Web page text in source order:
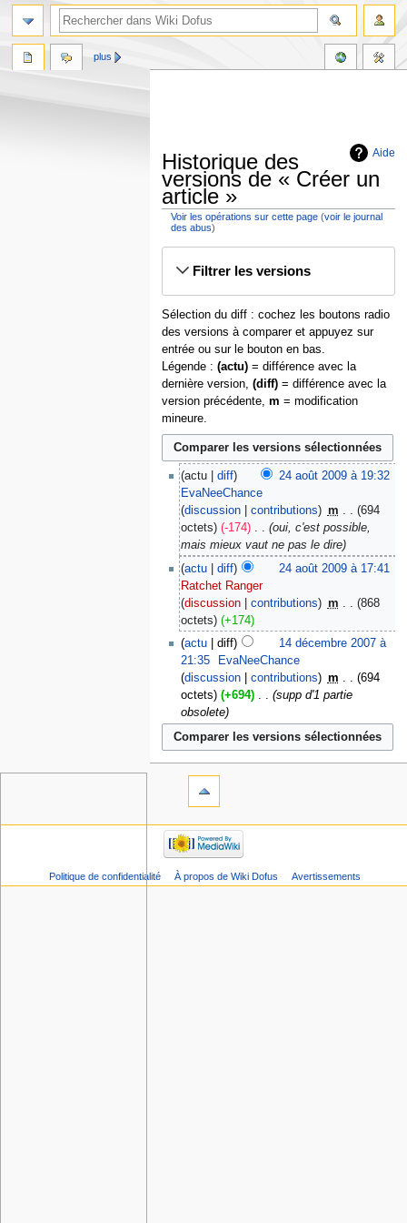
Aide
Historique des
versions de « Créer un
article »
Voir les opérations sur cette page (voir le journal
des abus)
Filtrer les versions
Sélection du diff : cochez les boutons radio
des versions à comparer et appuyez sur
entrée ou sur le bouton en bas.
Légende : (actu)= différence avec la
dernière version, (diff)= différence avec la
version précédente, m = modification
mineure.
actu diff
24 août 2009 à 19:32
EvaNeeChance
discussion
contributions m
694
octets
-174
oui, c'est possible,
mais mieux vaut ne pas le dire
actu
diff
24 août 2009 à 17:41
Ratchet Ranger
discussion
contributions m
868
octets
+174
actu
diff
14 décembre 2007 à
21:35
EvaNeeChance
discussion
contributions m
694
octets
+694
supp d'1 partie
obsolete
plus
Politique de confidentialité À propos de Wiki Dofus Avertissements